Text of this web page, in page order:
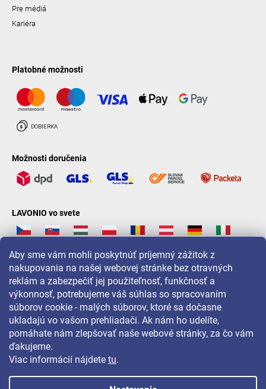
Aby sme vám mohli poskytnúť príjemný zážitok z
nakupovania na našej webovej stránke bez otravných
reklám a zabezpečiť jej použiteľnosť, funkčnosť a
výkonnosť, potrebujeme váš súhlas so spracovaním
súborov cookie - malých súborov, ktoré sa dočasne
ukladajú vo vašom prehliadači. Ak nám ho udelíte,
pomáhate nám zlepšovať naše webové stránky, za čo vám
ďakujeme.
Viac informácií nájdete tu.
Pre médiá
Kariéra
Platobné možnosti
Možnosti doručenia
LAVONIO vo svete
Pre akcie, súťaže a zľavy nás sledujte na: